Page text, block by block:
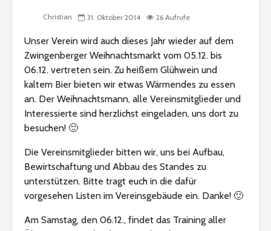
Christian 31. Oktober 2014 26 Aufrufe
Unser Verein wird auch dieses Jahr wieder auf dem
Zwingenberger Weihnachtsmarkt vom 05.12. bis
06.12. vertreten sein. Zu heißem Glühwein und
kaltem Bier bieten wir etwas Wärmendes zu essen
an. Der Weihnachtsmann, alle Vereinsmitglieder und
Interessierte sind herzlichst eingeladen, uns dort zu
besuchen! 🙂
Die Vereinsmitglieder bitten wir, uns bei Aufbau,
Bewirtschaftung und Abbau des Standes zu
unterstützen. Bitte tragt euch in die dafür
vorgesehen Listen im Vereinsgebäude ein. Danke! 🙂
Am Samstag, den 06.12., findet das Training aller